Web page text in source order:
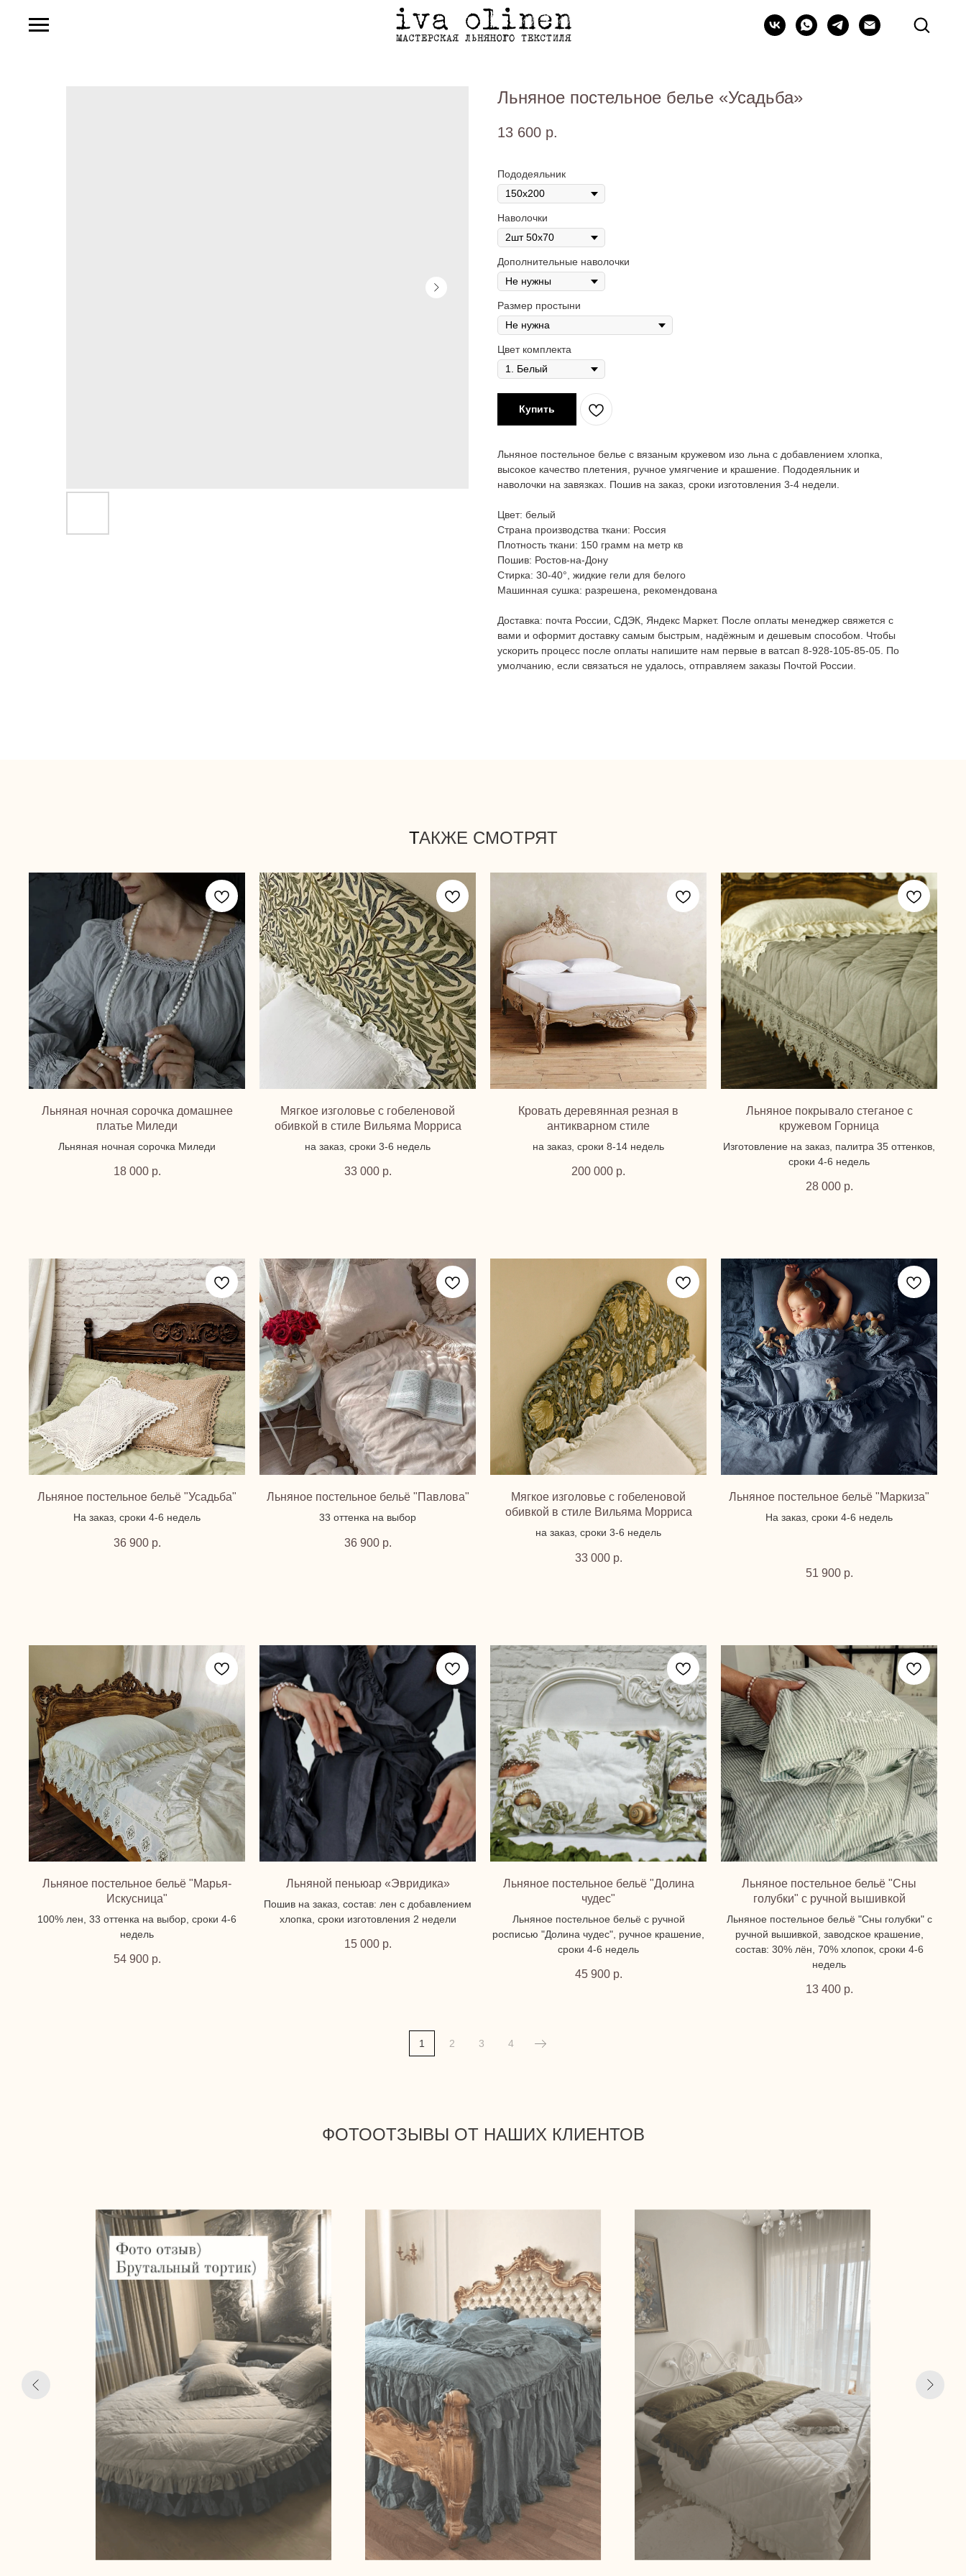
Льняное постельное белье «Усадьба»
13 600 р.
Пододеяльник
Наволочки
Дополнительные наволочки
Размер простыни
Цвет комплекта
Купить
Льняное постельное белье с вязаным кружевом изо льна с добавлением хлопка,
высокое качество плетения, ручное умягчение и крашение. Пододеяльник и
наволочки на завязках. Пошив на заказ, сроки изготовления 3-4 недели.
Цвет: белый
Страна производства ткани: Россия
Плотность ткани: 150 грамм на метр кв
Пошив: Ростов-на-Дону
Стирка: 30-40°, жидкие гели для белого
Машинная сушка: разрешена, рекомендована
Доставка: почта России, СДЭК, Яндекс Маркет. После оплаты менеджер свяжется с
вами и оформит доставку самым быстрым, надёжным и дешевым способом. Чтобы
ускорить процесс после оплаты напишите нам первые в ватсап 8-928-105-85-05. По
умолчанию, если связаться не удалось, отправляем заказы Почтой России.
ТАКЖЕ СМОТРЯТ
Льняная ночная сорочка домашнее
платье Миледи
Льняная ночная сорочка Миледи
18 000 р.
Мягкое изголовье с гобеленовой
обивкой в стиле Вильяма Морриса
на заказ, сроки 3-6 недель
33 000 р.
Кровать деревянная резная в
антикварном стиле
на заказ, сроки 8-14 недель
200 000 р.
Льняное покрывало стеганое с
кружевом Горница
Изготовление на заказ, палитра 35 оттенков,
сроки 4-6 недель
28 000 р.
Льняное постельное бельё "Усадьба"
На заказ, сроки 4-6 недель
36 900 р.
Льняное постельное бельё "Павлова"
33 оттенка на выбор
36 900 р.
Мягкое изголовье с гобеленовой
обивкой в стиле Вильяма Морриса
на заказ, сроки 3-6 недель
33 000 р.
Льняное постельное бельё "Маркиза"
На заказ, сроки 4-6 недель
51 900 р.
Льняное постельное бельё "Марья-
Искусница"
100% лен, 33 оттенка на выбор, сроки 4-6
недель
54 900 р.
Льняной пеньюар «Эвридика»
Пошив на заказ, состав: лен с добавлением
хлопка, сроки изготовления 2 недели
15 000 р.
Льняное постельное бельё "Долина
чудес"
Льняное постельное бельё с ручной
росписью "Долина чудес", ручное крашение,
сроки 4-6 недель
45 900 р.
Льняное постельное бельё "Сны
голубки" с ручной вышивкой
Льняное постельное бельё "Сны голубки" с
ручной вышивкой, заводское крашение,
состав: 30% лён, 70% хлопок, сроки 4-6
недель
13 400 р.
1 2 3 4
ФОТООТЗЫВЫ ОТ НАШИХ КЛИЕНТОВ